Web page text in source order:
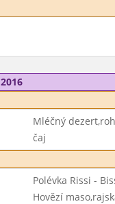
Mléčný
čaj
Polévka Rissi -
Hovězí